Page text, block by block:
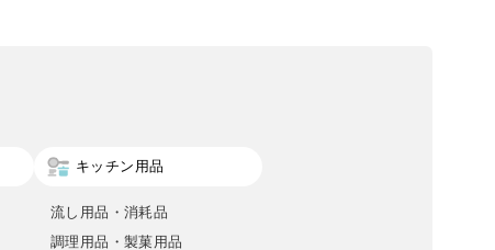
キッチン用品
流し用品・消耗品
調理用品・製菓用品